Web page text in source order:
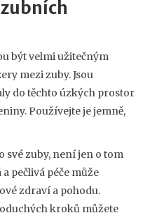
být velmi užitečným
mezi zuby. Jsou
do těchto úzkých prostor
Používejte je jemně,
své zuby, není jen o tom
pečlivá péče může
zdraví a pohodu.
kroků můžete